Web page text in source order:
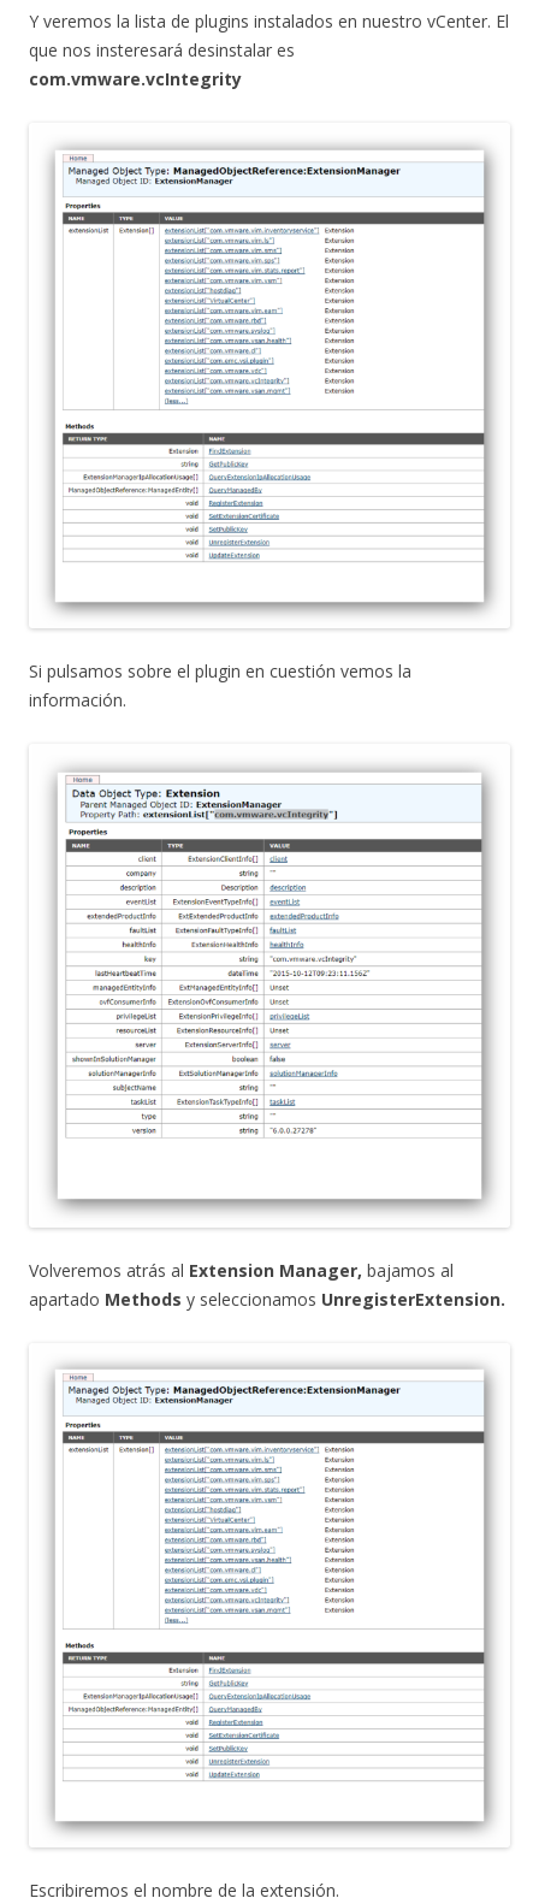
Y veremos la lista de plugins instalados en nuestro vCenter. El
que nos insteresará desinstalar es
com.vmware.vcIntegrity
Si pulsamos sobre el plugin en cuestión vemos la
información.
Volveremos atrás al Extension Manager, bajamos al
apartado Methods y seleccionamos UnregisterExtension.
Escribiremos el nombre de la extensión.